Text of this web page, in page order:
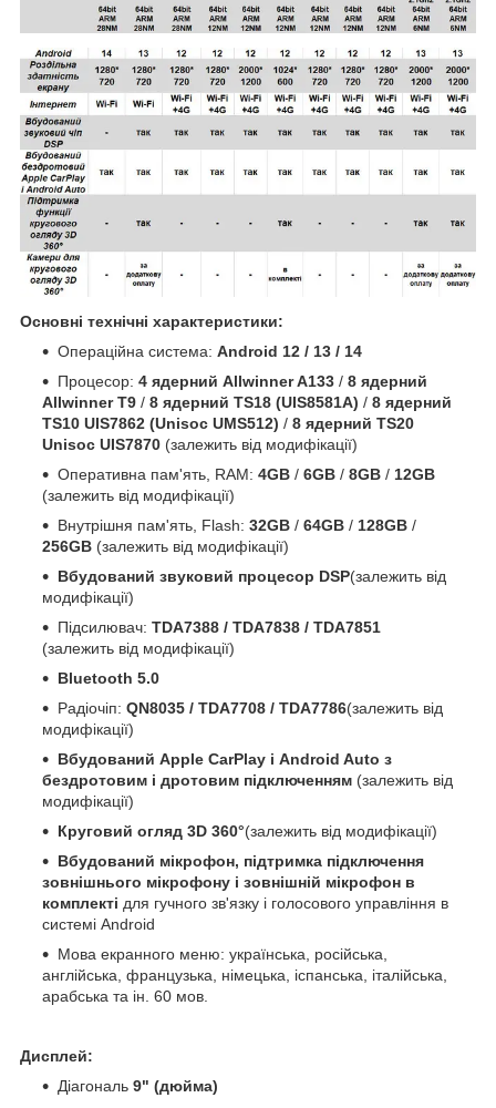
Основні технічні характеристики:
Операційна система: Android 12 / 13 / 14
Процесор: 4 ядерний Allwinner A133 / 8 ядерний
Allwinner T9 / 8 ядерний TS18 (UIS8581A) / 8 ядерний
TS10 UIS7862 (Unisoc UMS512) / 8 ядерний TS20
Unisoc UIS7870 (залежить від модифікації)
Оперативна пам'ять, RAM: 4GB / 6GB / 8GB / 12GB
(залежить від модифікації)
Внутрішня пам'ять, Flash: 32GB / 64GB / 128GB /
256GB (залежить від модифікації)
Вбудований звуковий процесор DSP(залежить від
модифікації)
Підсилювач: TDA7388 / TDA7838 / TDA7851
(залежить від модифікації)
Bluetooth 5.0
Радіочіп: QN8035 / TDA7708 / TDA7786(залежить від
модифікації)
Вбудований Apple CarPlay і Android Auto з
бездротовим і дротовим підключенням (залежить від
модифікації)
Круговий огляд 3D 360°(залежить від модифікації)
Вбудований мікрофон, підтримка підключення
зовнішнього мікрофону і зовнішній мікрофон в
комплекті для гучного зв'язку і голосового управління в
системі Android
Мова екранного меню: українська, російська,
англійська, французька, німецька, іспанська, італійська,
арабська та ін. 60 мов.
Дисплей:
Діагональ 9" (дюйма)